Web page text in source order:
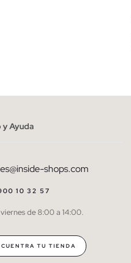
Ayuda
shops.com
10 32 57
viernes de 8:00 a 14:00.
TU TIENDA